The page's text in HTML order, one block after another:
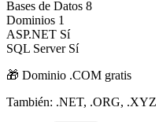
Bases de Datos 8
Dominios 1
ASP.NET Sí
SQL Server Sí
🎁 Dominio .COM gratis
También: .NET, .ORG, .XYZ